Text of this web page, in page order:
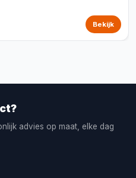
Bekijk
advies op maat, elke dag